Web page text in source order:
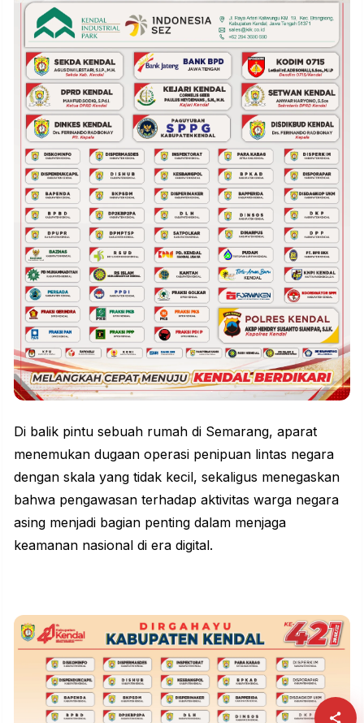
Di balik pintu sebuah rumah di Semarang, aparat
menemukan dugaan operasi penipuan lintas negara
dengan skala yang tidak kecil, sekaligus menegaskan
bahwa pengawasan terhadap aktivitas warga negara
asing menjadi bagian penting dalam menjaga
keamanan nasional di era digital.